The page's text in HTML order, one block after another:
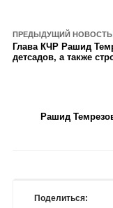
ПРЕДЫДУЩИЙ НОВОСТЬ
Глава КЧР Рашид
детсадов, а также
Рашид
Поделиться: